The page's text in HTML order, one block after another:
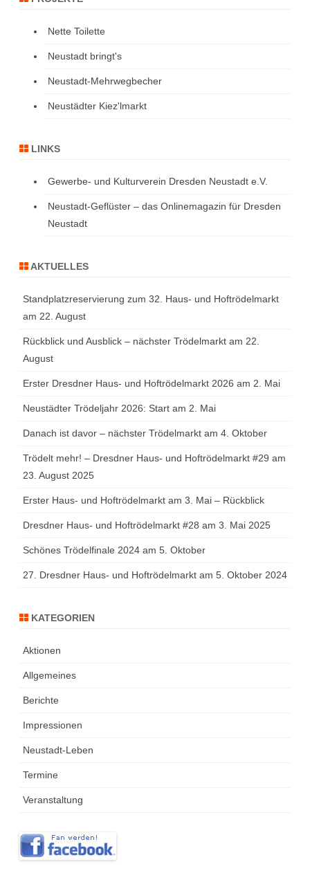
Nette Toilette
Neustadt bringt's
Neustadt-Mehrwegbecher
Neustädter Kiez'lmarkt
LINKS
Gewerbe- und Kulturverein Dresden Neustadt e.V.
Neustadt-Geflüster – das Onlinemagazin für Dresden
Neustadt
AKTUELLES
Standplatzreservierung zum 32. Haus- und Hoftrödelmarkt
am 22. August
Rückblick und Ausblick – nächster Trödelmarkt am 22.
August
Erster Dresdner Haus- und Hoftrödelmarkt 2026 am 2. Mai
Neustädter Trödeljahr 2026: Start am 2. Mai
Danach ist davor – nächster Trödelmarkt am 4. Oktober
Trödelt mehr! – Dresdner Haus- und Hoftrödelmarkt #29 am
23. August 2025
Erster Haus- und Hoftrödelmarkt am 3. Mai – Rückblick
Dresdner Haus- und Hoftrödelmarkt #28 am 3. Mai 2025
Schönes Trödelfinale 2024 am 5. Oktober
27. Dresdner Haus- und Hoftrödelmarkt am 5. Oktober 2024
KATEGORIEN
Aktionen
Allgemeines
Berichte
Impressionen
Neustadt-Leben
Termine
Veranstaltung